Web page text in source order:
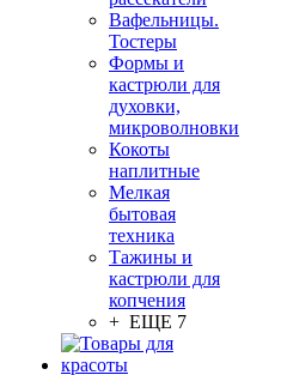
Вафельницы.
Тостеры
Формы и
кастрюли для
духовки,
микроволновки
Кокоты
наплитные
Мелкая
бытовая
техника
Тажины и
кастрюли для
копчения
+ ЕЩЕ 7